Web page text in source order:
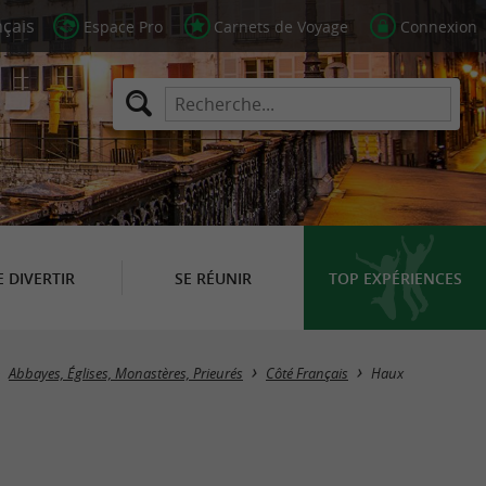
Espace Pro Carnets de Voyage Connexion
DIVERTIR SE RÉUNIR TOP EXPÉRIENCES
Masquer la carte
Abbayes, Églises, Monastères, Prieurés Côté Français Haux